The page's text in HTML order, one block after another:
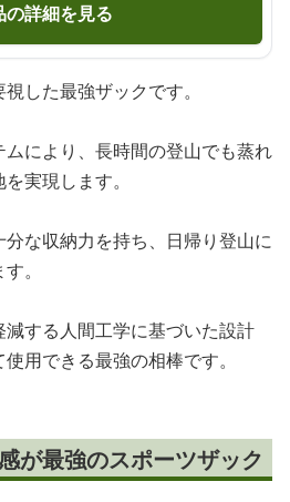
の詳細を見る
した最強ザックです。
により、長時間の登山でも蒸れ
実現します。
な収納力を持ち、日帰り登山に
。
する人間工学に基づいた設計
用できる最強の相棒です。
が最強のスポーツザック